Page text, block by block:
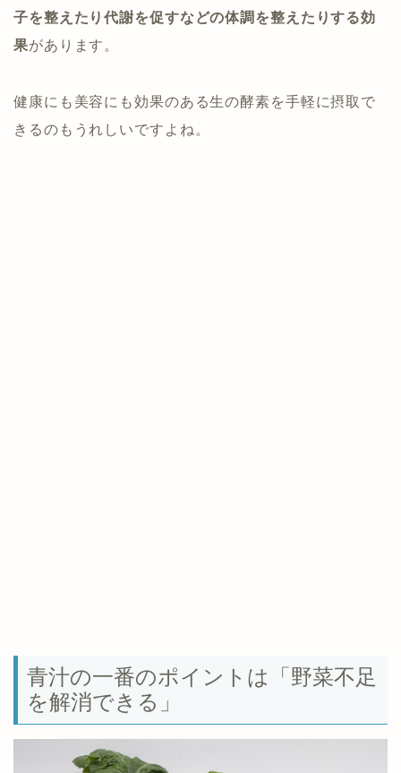
子を整えたり代謝を促すなどの体調を整えたりする効
果があります。
健康にも美容にも効果のある生の酵素を手軽に摂取で
きるのもうれしいですよね。
青汁の一番のポイントは「野菜不足
を解消できる」